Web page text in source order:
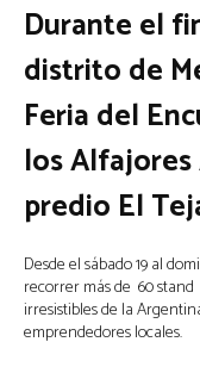
Durante el
distrito de
Feria del
los
predio El
Desde el sábado 19 al
recorrer más de 60
irresistibles de la
emprendedores locales.